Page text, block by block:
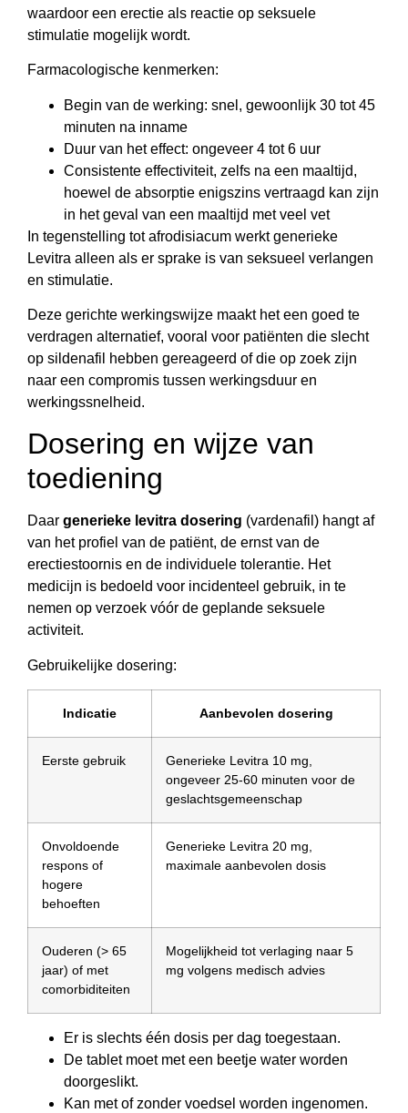
waardoor een erectie als reactie op seksuele
stimulatie mogelijk wordt.
Farmacologische kenmerken:
Begin van de werking: snel, gewoonlijk 30 tot 45
minuten na inname
Duur van het effect: ongeveer 4 tot 6 uur
Consistente effectiviteit, zelfs na een maaltijd,
hoewel de absorptie enigszins vertraagd kan zijn
in het geval van een maaltijd met veel vet
In tegenstelling tot afrodisiacum werkt generieke
Levitra alleen als er sprake is van seksueel verlangen
en stimulatie.
Deze gerichte werkingswijze maakt het een goed te
verdragen alternatief, vooral voor patiënten die slecht
op sildenafil hebben gereageerd of die op zoek zijn
naar een compromis tussen werkingsduur en
werkingssnelheid.
Dosering en wijze van
toediening
Daar generieke levitra dosering (vardenafil) hangt af
van het profiel van de patiënt, de ernst van de
erectiestoornis en de individuele tolerantie. Het
medicijn is bedoeld voor incidenteel gebruik, in te
nemen op verzoek vóór de geplande seksuele
activiteit.
Gebruikelijke dosering:
Indicatie Aanbevolen dosering
Eerste gebruik
Generieke Levitra 10 mg,
ongeveer 25-60 minuten voor de
geslachtsgemeenschap
Onvoldoende
respons of
hogere
behoeften
Generieke Levitra 20 mg,
maximale aanbevolen dosis
Ouderen (> 65
jaar) of met
comorbiditeiten
Mogelijkheid tot verlaging naar 5
mg volgens medisch advies
Er is slechts één dosis per dag toegestaan.
De tablet moet met een beetje water worden
doorgeslikt.
Kan met of zonder voedsel worden ingenomen.